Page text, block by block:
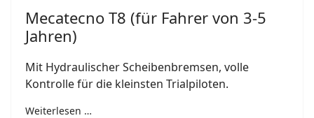
Mecatecno T8 (für Fahrer von 3-5
Jahren)
Mit Hydraulischer Scheibenbremsen, volle
Kontrolle für die kleinsten Trialpiloten.
Weiterlesen …